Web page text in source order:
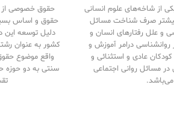
از شاخه‌های علوم انسانی
صرف شناخت مسائل
و علل رفتارهای انسان و
روانشناسی درامر آموزش و
عادی و استثنائی و
در مسائل روانی اجتماعی
می‌باشد.
حقوق خصوصی از
حقوق و اساس
دلیل توسعه این
کشور به عنوان
واقع موضوع
سنتی به دو